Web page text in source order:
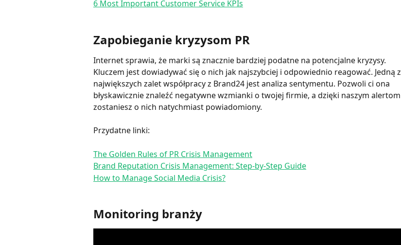
6 Most Important Customer Service KPIs
Zapobieganie kryzysom PR
Internet sprawia, że marki są znacznie bardziej podatne na potencjalne kryzysy.
Kluczem jest dowiadywać się o nich jak najszybciej i odpowiednio reagować. Jedną z
największych zalet współpracy z Brand24 jest analiza sentymentu. Pozwoli ci ona
błyskawicznie znaleźć negatywne wzmianki o twojej firmie, a dzięki naszym alertom
zostaniesz o nich natychmiast powiadomiony.
Przydatne linki:
The Golden Rules of PR Crisis Management
Brand Reputation Crisis Management: Step-by-Step Guide
How to Manage Social Media Crisis?
Monitoring branży